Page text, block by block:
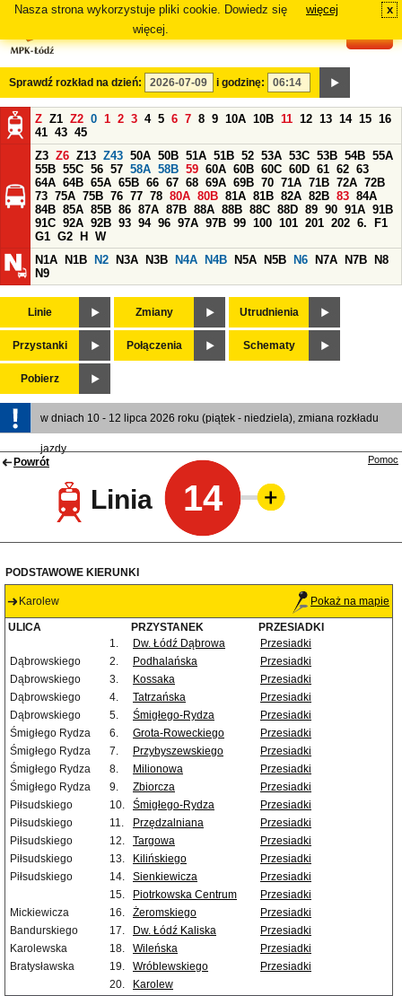
Nasza strona wykorzystuje pliki cookie. Dowiedz się
więcej.
więcej x
Sprawdź rozkład na dzień: i godzinę:
Z Z1 Z2 0 1 2 3 4 5 6 7 8 9 10A 10B 11 12 13 14 15 16
41 43 45
Z3 Z6 Z13 Z43 50A 50B 51A 51B 52 53A 53C 53B 54B 55A
55B 55C 56 57 58A 58B 59 60A 60B 60C 60D 61 62 63
64A 64B 65A 65B 66 67 68 69A 69B 70 71A 71B 72A 72B
73 75A 75B 76 77 78 80A 80B 81A 81B 82A 82B 83 84A
84B 85A 85B 86 87A 87B 88A 88B 88C 88D 89 90 91A 91B
91C 92A 92B 93 94 96 97A 97B 99 100 101 201 202 6.
F1
G1 G2 H
W
N1A
N1B N2 N3A N3B N4A N4B N5A N5B N6 N7A N7B
N8
N9
Linie Zmiany Utrudnienia
Przystanki Połączenia Schematy
Pobierz
w dniach 10 - 12 lipca 2026 roku (piątek - niedziela), zmiana rozkładu
jazdy
Powrót
Linia 14
Pomoc
PODSTAWOWE KIERUNKI
Karolew Pokaż na mapie
ULICA PRZYSTANEK
PRZESIADKI
1.
Dw. Łódź Dąbrowa
Przesiadki
Dąbrowskiego
2. Podhalańska
Przesiadki
Dąbrowskiego
3. Kossaka
Przesiadki
Dąbrowskiego
4. Tatrzańska
Przesiadki
Dąbrowskiego
5. Śmigłego-Rydza
Przesiadki
Śmigłego Rydza
6. Grota-Roweckiego
Przesiadki
Śmigłego Rydza
7. Przybyszewskiego
Przesiadki
Śmigłego Rydza
8. Milionowa
Przesiadki
Śmigłego Rydza
9. Zbiorcza
Przesiadki
Piłsudskiego
10. Śmigłego-Rydza
Przesiadki
Piłsudskiego
11. Przędzalniana
Przesiadki
Piłsudskiego
12. Targowa
Przesiadki
Piłsudskiego
13. Kilińskiego
Przesiadki
Piłsudskiego
14. Sienkiewicza
Przesiadki
15.
Piotrkowska Centrum
Przesiadki
Mickiewicza
16. Żeromskiego
Przesiadki
Bandurskiego
17. Dw. Łódź Kaliska
Przesiadki
Karolewska
18. Wileńska
Przesiadki
Bratysławska
19. Wróblewskiego
Przesiadki
20.
Karolew